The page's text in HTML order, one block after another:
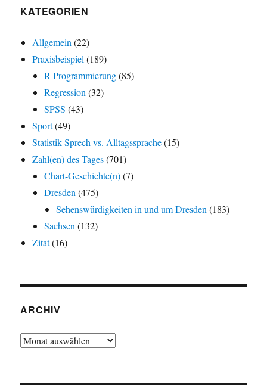
KATEGORIEN
Allgemein (22)
Praxisbeispiel (189)
R-Programmierung(85)
Regression (32)
SPSS (43)
Sport(49)
Statistik-Sprech vs. Alltagssprache(15)
Zahl(en) des Tages(701)
Chart-Geschichte(n)(7)
Dresden (475)
Sehenswürdigkeiten in und um Dresden (183)
Sachsen (132)
Zitat(16)
ARCHIV
Archiv